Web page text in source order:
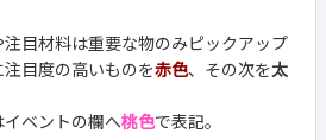
注目材料は重要な物のみピックアップ
注目度の高いものを赤色、その次を太
イベントの欄へ桃色で表記。